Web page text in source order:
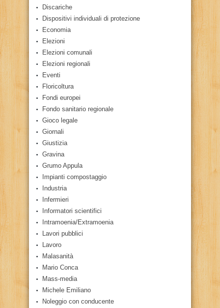
Discariche
Dispositivi individuali di protezione
Economia
Elezioni
Elezioni comunali
Elezioni regionali
Eventi
Floricoltura
Fondi europei
Fondo sanitario regionale
Gioco legale
Giornali
Giustizia
Gravina
Grumo Appula
Impianti compostaggio
Industria
Infermieri
Informatori scientifici
Intramoenia/Extramoenia
Lavori pubblici
Lavoro
Malasanità
Mario Conca
Mass-media
Michele Emiliano
Noleggio con conducente